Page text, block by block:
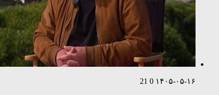
۱۴۰۵-۰۵-۱۶ 0
21